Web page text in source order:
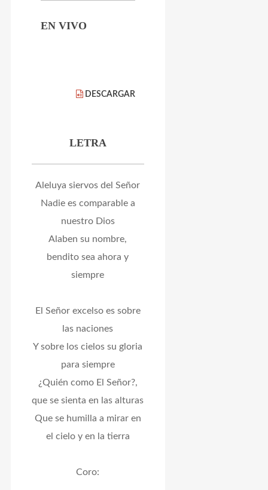
EN VIVO
DESCARGAR
LETRA
Aleluya siervos del Señor
Nadie es comparable a
nuestro Dios
Alaben su nombre,
bendito sea ahora y
siempre
El Señor excelso es sobre
las naciones
Y sobre los cielos su gloria
para siempre
¿Quién como El Señor?,
que se sienta en las alturas
Que se humilla a mirar en
el cielo y en la tierra
Coro: